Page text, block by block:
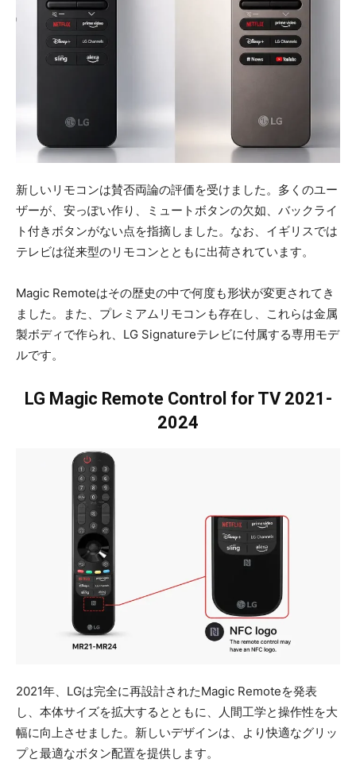
新しいリモコンは賛否両論の評価を受けました。多くのユー
ザーが、安っぽい作り、ミュートボタンの欠如、バックライ
ト付きボタンがない点を指摘しました。なお、イギリスでは
テレビは従来型のリモコンとともに出荷されています。
Magic Remoteはその歴史の中で何度も形状が変更されてき
ました。また、プレミアムリモコンも存在し、これらは金属
製ボディで作られ、LG Signatureテレビに付属する専用モデ
ルです。
LG Magic Remote Control for TV 2021-
2024
2021年、LGは完全に再設計されたMagic Remoteを発表
し、本体サイズを拡大するとともに、人間工学と操作性を大
幅に向上させました。新しいデザインは、より快適なグリッ
プと最適なボタン配置を提供します。